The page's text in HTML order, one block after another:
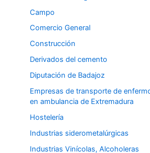
Campo
Comercio General
Construcción
Derivados del cemento
Diputación de Badajoz
Empresas de transporte de
en ambulancia de Extremadura
Hostelería
Industrias siderometalúrgicas
Industrias Vinícolas, Alcoholeras